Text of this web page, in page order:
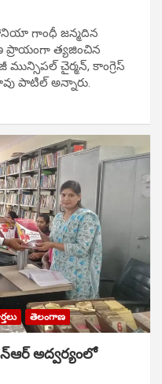
గాంధీ జ‌న్మ‌దిన
ప్రాయంగా త్య‌జించిన
చైర్మ‌న్, కాంగ్రెస్
పాటిల్ అన్నారు.
తెలంగాణ
అద్వర్యంలో